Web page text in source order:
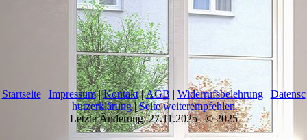
Startseite| Impressum|Kontakt|AGB | Widerrufsbelehrung| Datensc
hutzerklärung|Seite weiterempfehlen
Letzte Änderung: 27.11.2025 | © 2025